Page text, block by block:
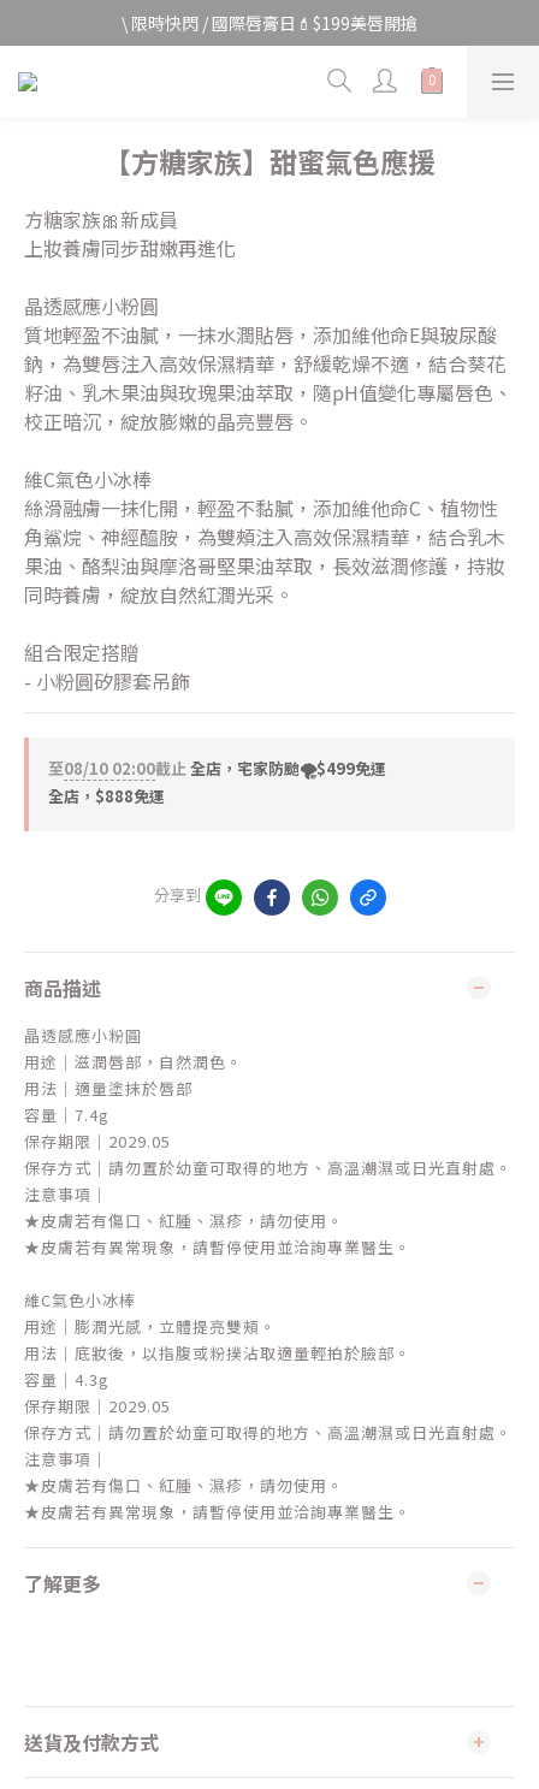
宅家防颱🌀全館$499免運費
\ 限時快閃 / 國際唇膏日💄$199美唇開搶
宅家防颱🌀全館$499免運費
【方糖家族】甜蜜氣色應援
方糖家族🎀新成員
上妝養膚同步甜嫩再進化
晶透感應小粉圓
質地輕盈不油膩，一抹水潤貼唇，添加維他命E與玻尿酸
鈉，為雙唇注入高效保濕精華，舒緩乾燥不適，結合葵花
籽油、乳木果油與玫瑰果油萃取，隨pH值變化專屬唇色、
校正暗沉，綻放膨嫩的晶亮豐唇。
維C氣色小冰棒
絲滑融膚一抹化開，輕盈不黏膩，添加維他命C、植物性
角鯊烷、神經醯胺，為雙頰注入高效保濕精華，結合乳木
果油、酪梨油與摩洛哥堅果油萃取，長效滋潤修護，持妝
同時養膚，綻放自然紅潤光采。
組合限定搭贈
- 小粉圓矽膠套吊飾
至08/10 02:00截止全店，宅家防颱🌪️$499免運
全店，$888免運
分享到
商品描述
晶透感應小粉圓
用途｜滋潤唇部，自然潤色。
用法｜適量塗抹於唇部
容量｜7.4g
保存期限｜2029.05
保存方式｜請勿置於幼童可取得的地方、高溫潮濕或日光直射處。
注意事項｜
★皮膚若有傷口、紅腫、濕疹，請勿使用。
★皮膚若有異常現象，請暫停使用並洽詢專業醫生。
維C氣色小冰棒
用途｜膨潤光感，立體提亮雙頰。
用法｜底妝後，以指腹或粉撲沾取適量輕拍於臉部。
容量｜4.3g
保存期限｜2029.05
保存方式｜請勿置於幼童可取得的地方、高溫潮濕或日光直射處。
注意事項｜
★皮膚若有傷口、紅腫、濕疹，請勿使用。
★皮膚若有異常現象，請暫停使用並洽詢專業醫生。
了解更多
送貨及付款方式